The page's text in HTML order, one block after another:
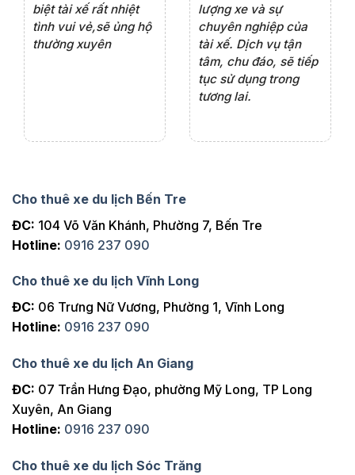
biệt tài xế rất nhiệt
tình vui vẻ,sẽ ủng hộ
thường xuyên
lượng xe và sự
chuyên nghiệp của
tài xế. Dịch vụ tận
tâm, chu đáo, sẽ tiếp
tục sử dụng trong
tương lai.
Cho thuê xe du lịch Bến Tre
ĐC: 104 Võ Văn Khánh, Phường 7, Bến Tre
Hotline: 0916 237 090
Cho thuê xe du lịch Vĩnh Long
ĐC: 06 Trưng Nữ Vương, Phường 1, Vĩnh Long
Hotline: 0916 237 090
Cho thuê xe du lịch An Giang
ĐC: 07 Trần Hưng Đạo, phường Mỹ Long, TP Long
Xuyên, An Giang
Hotline: 0916 237 090
Cho thuê xe du lịch Sóc Trăng